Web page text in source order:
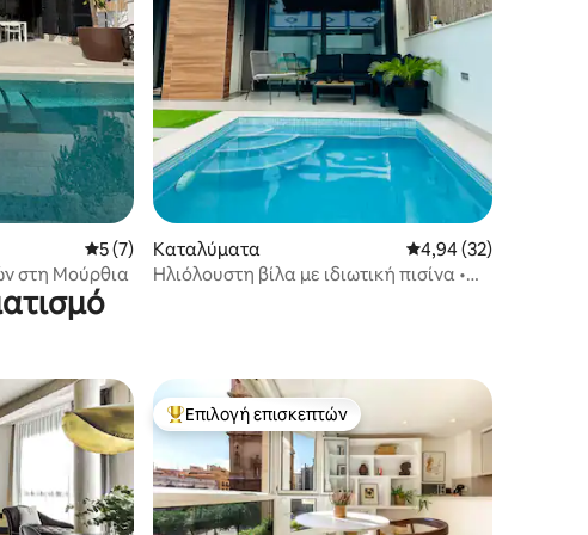
Μέση βαθμολογία: 5 στα 5, 7 κριτικές
5 (7)
στη Μούρθια
Καταλύματα Μέση βαθμολογία:
4,94 (32)
Ηλιόλουστη βίλα με ιδιωτική πισίνα •
Κορυφαία επιλογή επισκεπτών
Επιλογή επισκεπτών